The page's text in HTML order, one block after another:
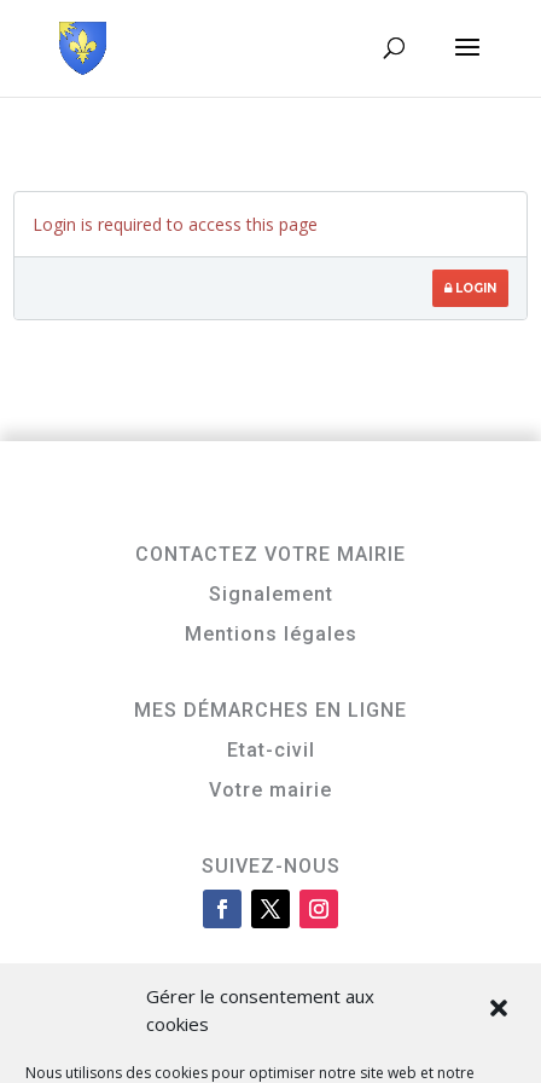
Gérer le consentement aux
cookies
Nous utilisons des cookies pour optimiser notre site web et notre
Login is required to access this page
LOGIN
CONTACTEZ VOTRE MAIRIE
Signalement
Mentions légales
MES DÉMARCHES EN LIGNE
Etat-civil
Votre mairie
SUIVEZ-NOUS